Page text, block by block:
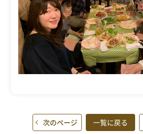
次のページ 一覧に戻る